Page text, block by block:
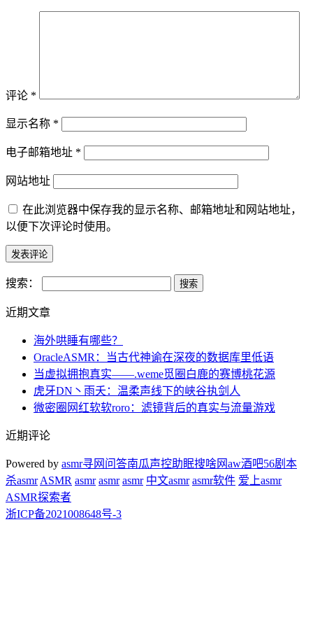
评论 *
显示名称 *
电子邮箱地址 *
网站地址
在此浏览器中保存我的显示名称、邮箱地址和网站地址，
以便下次评论时使用。
搜索：
近期文章
海外哄睡有哪些？
OracleASMR：当古代神谕在深夜的数据库里低语
当虚拟拥抱真实——.weme觅圈白鹿的赛博桃花源
虎牙DN丶雨夭：温柔声线下的峡谷执剑人
微密圈网红软软roro：滤镜背后的真实与流量游戏
近期评论
Powered by asmr寻网问答南瓜声控助眠搜啥网aw酒吧56剧本
杀asmr ASMR asmr asmr asmr 中文asmr asmr软件 爱上asmr
ASMR探索者
浙ICP备2021008648号-3